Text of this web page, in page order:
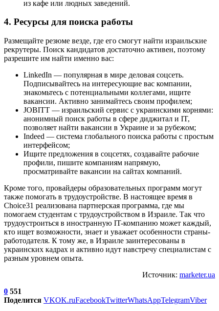
из кафе или людных заведений.
4. Ресурсы для поиска работы
Размещайте резюме везде, где его смогут найти израильские
рекрутеры. Поиск кандидатов достаточно активен, поэтому
разрешите им найти именно вас:
LinkedIn — популярная в мире деловая соцсеть.
Подписывайтесь на интересующие вас компании,
знакомьтесь с потенциальными коллегами, ищите
вакансии. Активно занимайтесь своим профилем;
JOBITT — израильский сервис с украинскими корнями:
анонимный поиск работы в сфере диджитал и IT,
позволяет найти вакансии в Украине и за рубежом;
Indeed — система глобального поиска работы с простым
интерфейсом;
Ищите предложения в соцсетях, создавайте рабочие
профили, пишите компаниям напрямую,
просматривайте вакансии на сайтах компаний.
Кроме того, провайдеры образовательных программ могут
также помогать в трудоустройстве. В настоящее время в
Choice31 реализована партнерская программа, где мы
помогаем студентам с трудоустройством в Израиле. Так что
трудоустроиться в иностранную IT-компанию может каждый,
кто ищет возможности, знает и уважает особенности страны-
работодателя. К тому же, в Израиле заинтересованы в
украинских кадрах и активно идут навстречу специалистам с
разным уровнем опыта.
Источник: marketer.ua
0 551
Поделится VKOK.ruFacebookTwitterWhatsAppTelegramViber